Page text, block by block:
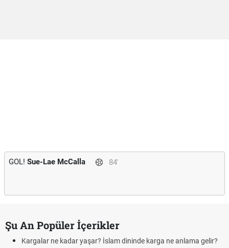
84'
GOL! Sue-Lae McCalla
Şu An Popüler İçerikler
Kargalar ne kadar yaşar? İslam dininde karga ne anlama gelir?